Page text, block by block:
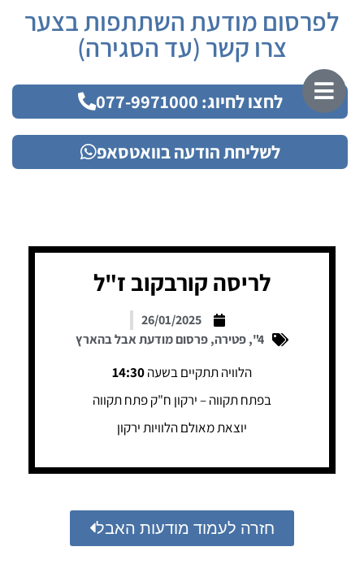
לפרסום מודעת השתתפות בצער
צרו קשר (עד הסגירה)
לחצו לחיוג: 077-9971000
לשליחת הודעה בוואטסאפ
לריסה קורבקוב ז"ל
26/01/2025
4"
,פטירה,פרסום מודעת אבל בהארץ
הלוויה תתקיים בשעה14:30
בפתח תקווה – ירקון ח"ק פתח תקווה
יוצאת מאולם הלוויות ירקון
חזרה לעמוד מודעות האבל